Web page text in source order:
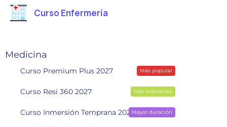
Curso Enfermería
Medicina
Curso Premium Plus 2027 Más popular
Curso Resi 360 2027 Más exámenes
Curso Inmersión Temprana 2028Mayor duración